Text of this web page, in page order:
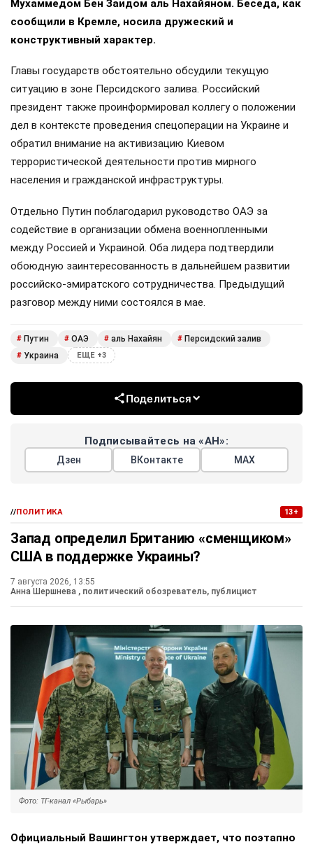
Мухаммедом Бен Заидом аль Нахайяном. Беседа, как
сообщили в Кремле, носила дружеский и
конструктивный характер.
Главы государств обстоятельно обсудили текущую
ситуацию в зоне Персидского залива. Российский
президент также проинформировал коллегу о положении
дел в контексте проведения спецоперации на Украине и
обратил внимание на активизацию Киевом
террористической деятельности против мирного
населения и гражданской инфраструктуры.
Отдельно Путин поблагодарил руководство ОАЭ за
содействие в организации обмена военнопленными
между Россией и Украиной. Оба лидера подтвердили
обоюдную заинтересованность в дальнейшем развитии
российско-эмиратского сотрудничества. Предыдущий
разговор между ними состоялся в мае.
# Путин # ОАЭ # аль Нахайян # Персидский залив
# Украина ЕЩЕ +3
Поделиться
Подписывайтесь на «АН»:
Дзен ВКонтакте МАХ
//ПОЛИТИКА 13+
Запад определил Британию «сменщиком»
США в поддержке Украины?
7 августа 2026, 13:55
Анна Шершнева , политический обозреватель, публицист
Фото: ТГ-канал «Рыбарь»
Официальный Вашингтон утверждает, что поэтапно